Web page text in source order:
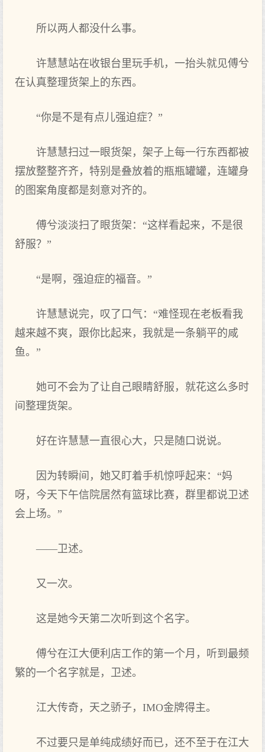
所以两人都没什么事。
许慧慧站在收银台里玩手机，一抬头就见傅兮
在认真整理货架上的东西。
“你是不是有点儿强迫症？”
许慧慧扫过一眼货架，架子上每一行东西都被
摆放整整齐齐，特别是叠放着的瓶瓶罐罐，连罐身
的图案角度都是刻意对齐的。
傅兮淡淡扫了眼货架：“这样看起来，不是很
舒服？”
“是啊，强迫症的福音。”
许慧慧说完，叹了口气：“难怪现在老板看我
越来越不爽，跟你比起来，我就是一条躺平的咸
鱼。”
她可不会为了让自己眼睛舒服，就花这么多时
间整理货架。
好在许慧慧一直很心大，只是随口说说。
因为转瞬间，她又盯着手机惊呼起来：“妈
呀，今天下午信院居然有篮球比赛，群里都说卫述
会上场。”
——卫述。
又一次。
这是她今天第二次听到这个名字。
傅兮在江大便利店工作的第一个月，听到最频
繁的一个名字就是，卫述。
江大传奇，天之骄子，IMO金牌得主。
不过要只是单纯成绩好而已，还不至于在江大